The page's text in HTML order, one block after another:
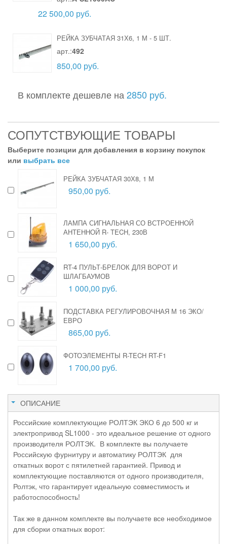
22 500,00 руб.
РЕЙКА ЗУБЧАТАЯ 31Х6, 1 М - 5 ШТ.
арт.:492
850,00 руб.
В комплекте дешевле на 2850 руб.
СОПУТСТВУЮЩИЕ ТОВАРЫ
Выберите позиции для добавления в корзину покупок
или выбрать все
РЕЙКА ЗУБЧАТАЯ 30Х8, 1 М
950,00 руб.
ЛАМПА СИГНАЛЬНАЯ СО ВСТРОЕННОЙ
АНТЕННОЙ R- TECH, 230В
1 650,00 руб.
RT-4 ПУЛЬТ-БРЕЛОК ДЛЯ ВОРОТ И
ШЛАГБАУМОВ
1 000,00 руб.
ПОДСТАВКА РЕГУЛИРОВОЧНАЯ М 16 ЭКО/
ЕВРО
865,00 руб.
ФОТОЭЛЕМЕНТЫ R-TECH RT-F1
1 700,00 руб.
ОПИСАНИЕ
Российские комплектующие РОЛТЭК ЭКО 6 до 500 кг и
электропривод SL1000 - это идеальное решение от одного
производителя РОЛТЭК. В комплекте вы получаете
Российскую фурнитуру и автоматику РОЛТЭК для
откатных ворот с пятилетней гарантией. Привод и
комплектующие поставляются от одного производителя,
Ролтэк, что гарантирует идеальную совместимость и
работоспособность!
Так же в данном комплекте вы получаете все необходимое
для сборки откатных ворот: